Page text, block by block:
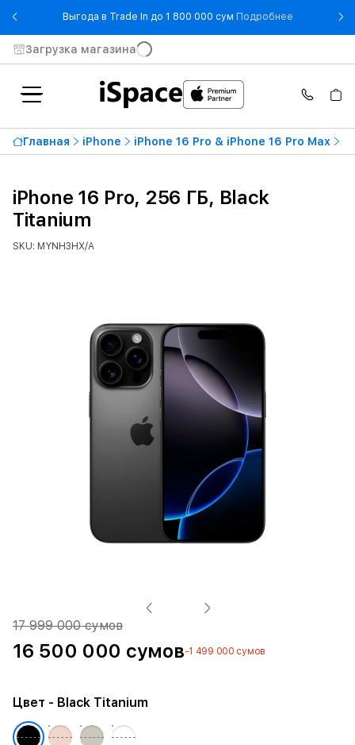
Выгода в Trade In до 1 800 000 сум Подробнее- Выгода в
Загрузка магазина
Главная iPhone iPhone 16 Pro & iPhone 16 Pro Max
iPhone 16 Pro, 256 ГБ, Black
Titanium
SKU: MYNH3HX/A
17 999 000 сумов
16 500 000 сумов-1 499 000 сумов
Цвет - Black Titanium